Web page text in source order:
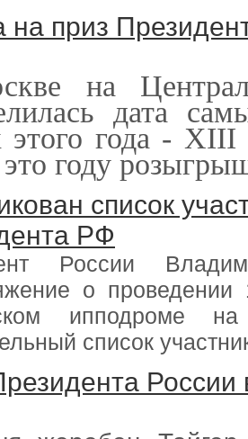
на приз
на
дата
этого года - XIII
году
список
РФ
России
о
ипподроме
список